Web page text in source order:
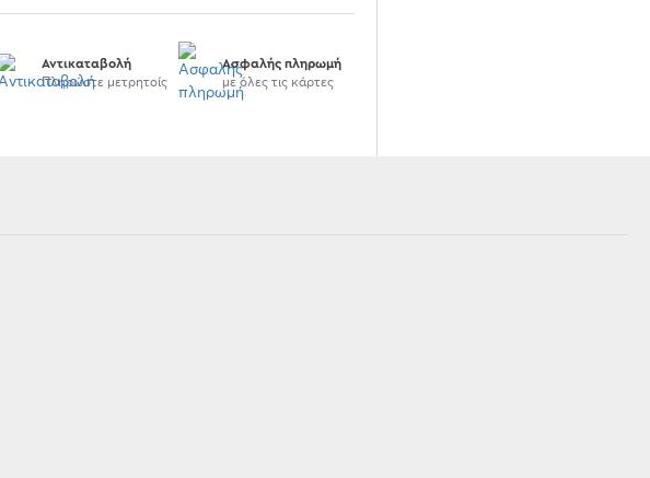
Αντικαταβολή
Πληρώστε μετρητοίς
Ασφαλής πληρωμή
με όλες τις κάρτες